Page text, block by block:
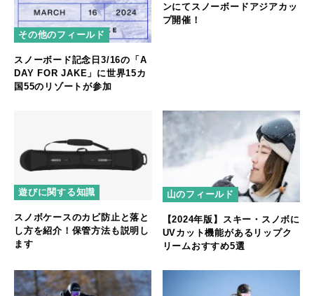
その他のフィールド
スノーボード記念日3/16の「A
DAY FOR JAKE」に世界15カ
国55のリゾートが参加
ンにてスノーボードアジアカッ
プ開催！
遊びに関する知識
スノボケースのカビ防止と落と
し方を紹介！保管方法も説明し
ます
山のフィールド
【2024年版】スキー・スノボに
UVカット機能があるリップク
リームおすすめ5選